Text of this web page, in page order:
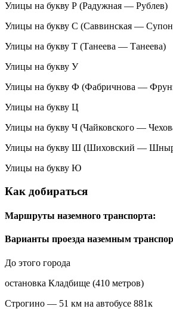
Улицы на букву Р (Радужная — Рублев)
Улицы на букву С (Саввинская —
Улицы на букву Т (Танеева — Танеева)
Улицы на букву У
Улицы на букву Ф (Фабричнова —
Улицы на букву Ц
Улицы на букву Ч (Чайковского —
Улицы на букву Ш (Шиховский —
Улицы на букву Ю
Как добираться
Маршруты наземного транспорта:
Варианты проезда наземным
До этого города
остановка Кладбище (410 метров)
Строгино — 51 км на автобусе 881к